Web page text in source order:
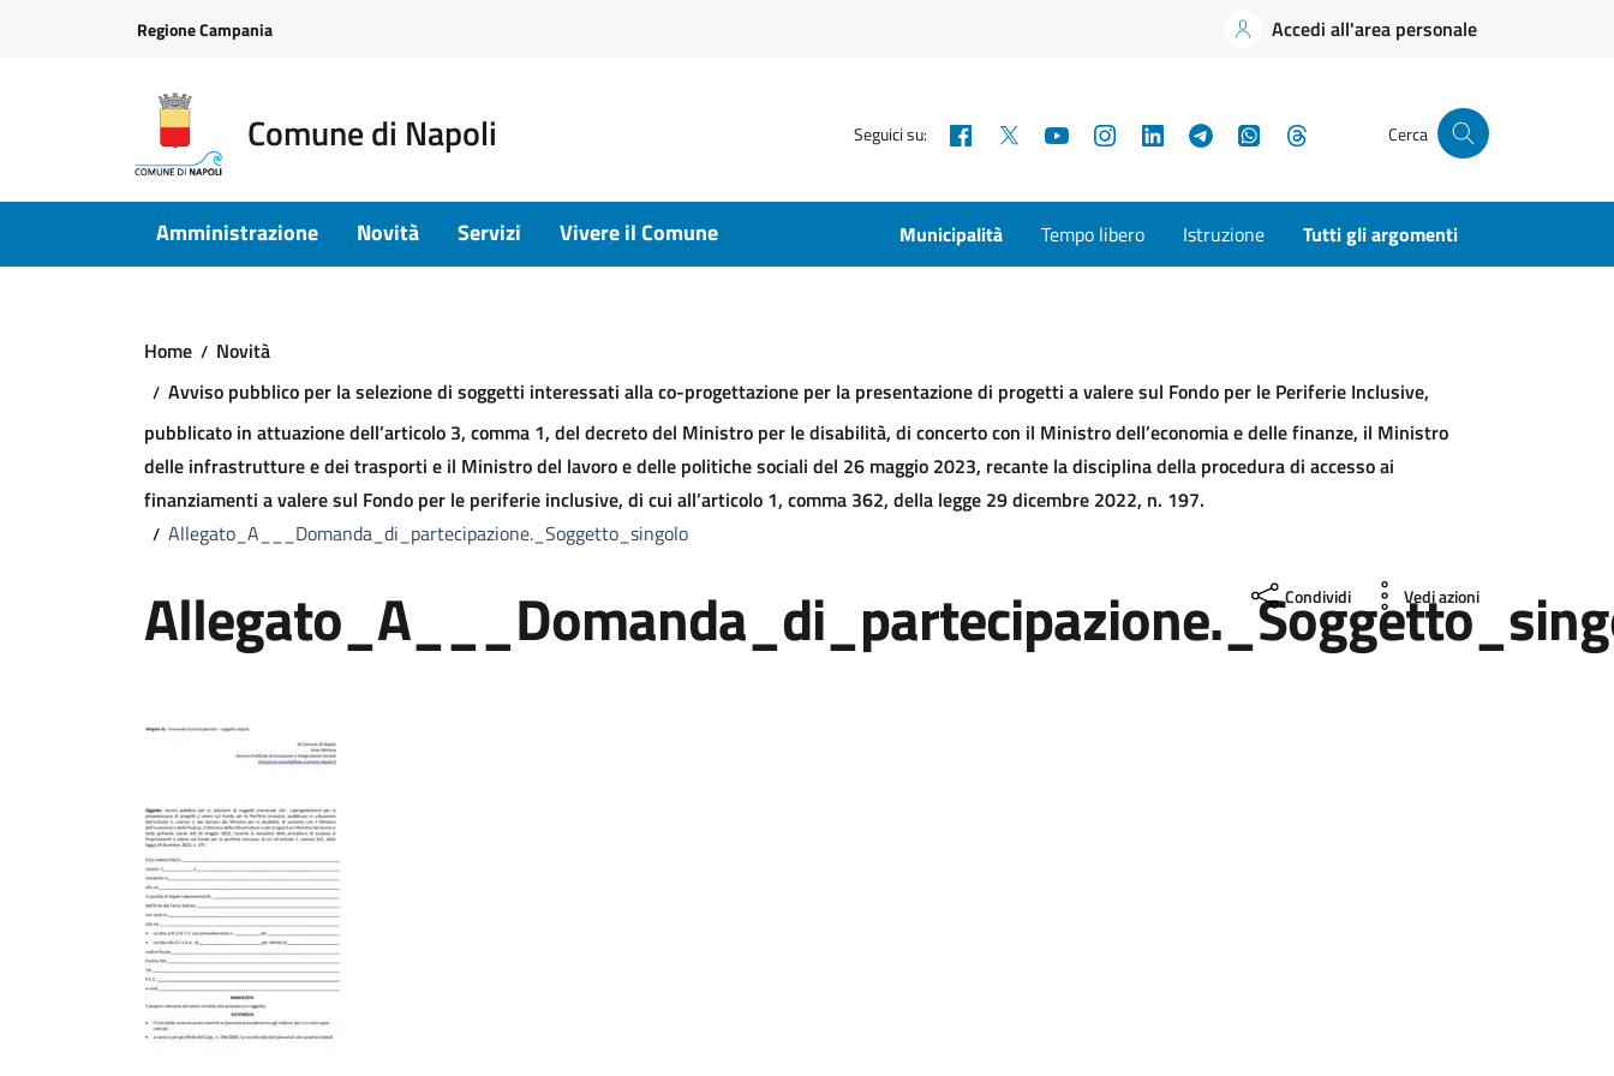
Regione Campania Accedi all'area personale
Comune di Napoli Seguici su: Facebook YouTubeInstagramLinkedInTelegramWhatsApp Cerca
Amministrazione Novità Servizi Vivere il Comune Municipalità Tempo libero Istruzione Tutti gli argomenti
Home
Novità
Avviso pubblico per la selezione di soggetti interessati alla co-progettazione per la presentazione di progetti a valere sul Fondo per le Periferie Inclusive,
pubblicato in attuazione dell’articolo 3, comma 1, del decreto del Ministro per le disabilità, di concerto con il Ministro dell’economia e delle finanze, il Ministro
delle infrastrutture e dei trasporti e il Ministro del lavoro e delle politiche sociali del 26 maggio 2023, recante la disciplina della procedura di accesso ai
finanziamenti a valere sul Fondo per le periferie inclusive, di cui all’articolo 1, comma 362, della legge 29 dicembre 2022, n. 197.
Allegato_A___Domanda_di_partecipazione._Soggetto_singolo
Condividi Vedi azioni